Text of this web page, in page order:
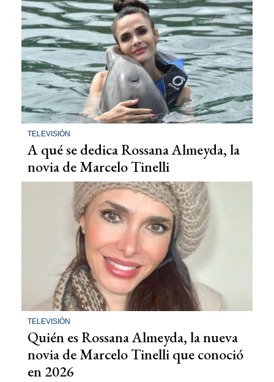
TELEVISIÓN
A qué se dedica Rossana Almeyda, la
novia de Marcelo Tinelli
TELEVISIÓN
Quién es Rossana Almeyda, la nueva
novia de Marcelo Tinelli que conoció
en 2026